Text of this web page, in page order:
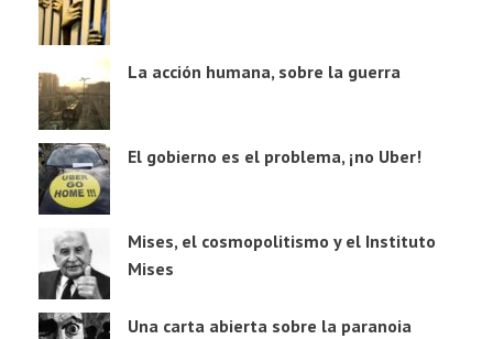
La acción humana, sobre la guerra
El gobierno es el problema, ¡no Uber!
Mises, el cosmopolitismo y el Instituto
Mises
Una carta abierta sobre la paranoia